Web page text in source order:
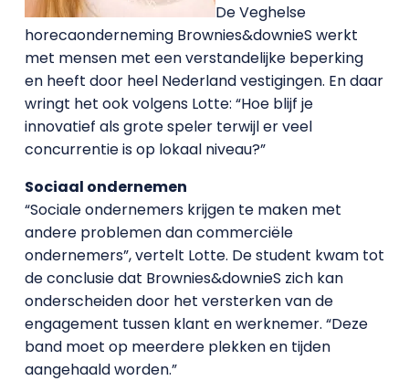
De Veghelse
horecaonderneming Brownies&downieS werkt
met mensen met een verstandelijke beperking
en heeft door heel Nederland vestigingen. En daar
wringt het ook volgens Lotte: “Hoe blijf je
innovatief als grote speler terwijl er veel
concurrentie is op lokaal niveau?”
Sociaal ondernemen
“Sociale ondernemers krijgen te maken met
andere problemen dan commerciële
ondernemers”, vertelt Lotte. De student kwam tot
de conclusie dat Brownies&downieS zich kan
onderscheiden door het versterken van de
engagement tussen klant en werknemer. “Deze
band moet op meerdere plekken en tijden
aangehaald worden.”